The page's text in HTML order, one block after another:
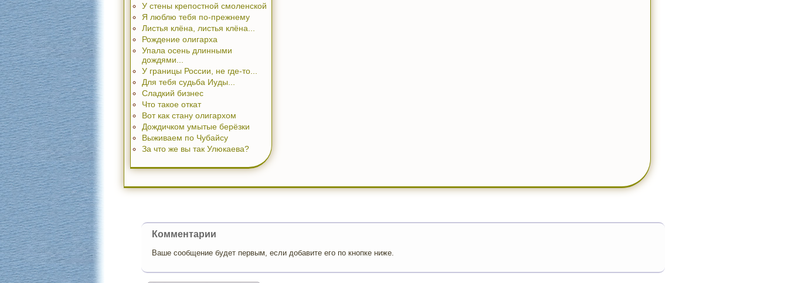
У стены крепостной смоленской
Я люблю тебя по-прежнему
Листья клёна, листья клёна...
Рождение олигарха
Упала осень длинными
дождями...
У границы России, не где-то...
Для тебя судьба Иуды...
Сладкий бизнес
Что такое откат
Вот как стану олигархом
Дождичком умытые берёзки
Выживаем по Чубайсу
За что же вы так Улюкаева?
Комментарии
Ваше сообщение будет первым, если добавите его по кнопке ниже.